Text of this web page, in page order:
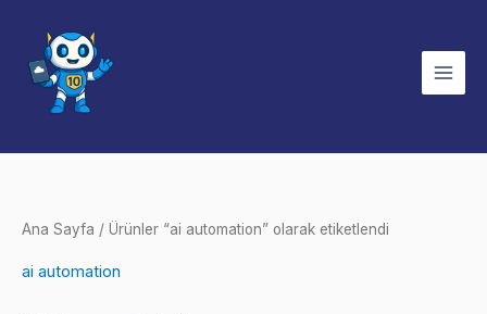
Ana Sayfa / Ürünler “ai automation” olarak etiketlendi
ai automation